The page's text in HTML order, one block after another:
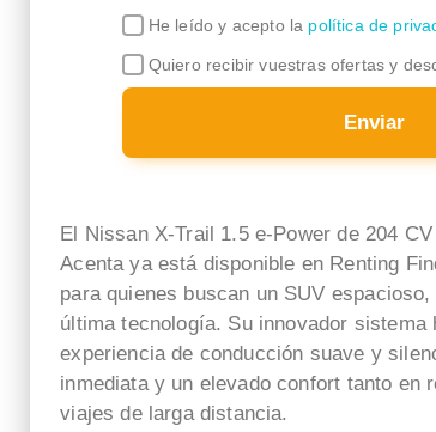
He leído y acepto la política de
Quiero recibir vuestras ofertas y
Enviar
El Nissan X-Trail 1.5 e-Power de 204
Acenta ya está disponible en Renting
para quienes buscan un SUV
última tecnología. Su innovador sistema
experiencia de conducción suave y
inmediata y un elevado confort tanto en
viajes de larga distancia.
Aitor Alkorta Pielago
hace 2 días
Estupendo recomendable .
Asier y Sonia unos grandes
hace 1 semana
Experiencia
menos de 20 días